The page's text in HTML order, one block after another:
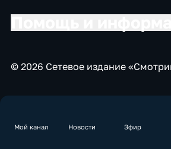
Мой канал Новости Эфир
© 2026 Сетевое издание